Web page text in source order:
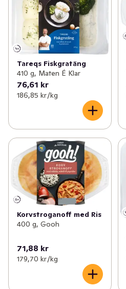
Tareqs Fiskgratäng
410 g, Maten É Klar
76,61 kr
186,85 kr /kg
Korvstroganoff med Ris
400 g, Gooh
71,88 kr
179,70 kr /kg